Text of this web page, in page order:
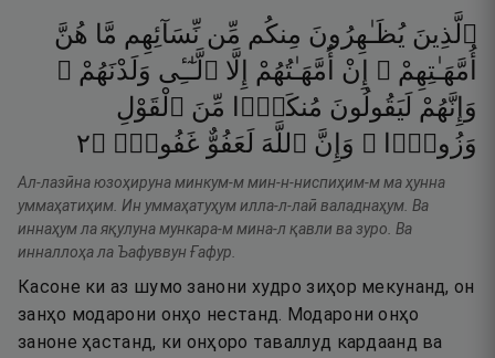
ٱلَّذِينَ يُظَـٰهِرُونَ مِنكُم مِّن نِّسَآئِهِم مَّا هُنَّ
أُمَّهَـٰتِهِمْ ۖ
إِنْ أُمَّهَـٰتُهُمْ إِلَّا ٱلَّـٰٓـِٔى وَلَدْنَهُمْ ۚ
وَإِنَّهُمْ لَيَقُولُونَ مُنكَرًۭا مِّنَ ٱلْقَوْلِ
وَزُورًۭا ۚ وَإِنَّ ٱللَّهَ لَعَفُوٌّ غَفُورٌۭ ۝٢
Ал-лазӣна юзоҳируна минкум-м мин-н-ниспиҳим-м ма ҳунна
уммаҳатиҳим. Ин уммаҳатуҳум илла-л-лаӣ валаднаҳум. Ва
иннаҳум ла яқулуна мункара-м мина-л қавли ва зуро. Ва
инналлоҳа ла Ъафуввун Ғафур.
Касоне ки аз шумо занони худро зиҳор мекунанд, он
занҳо модарони онҳо нестанд. Модарони онҳо
заноне ҳастанд, ки онҳоро таваллуд кардаанд ва